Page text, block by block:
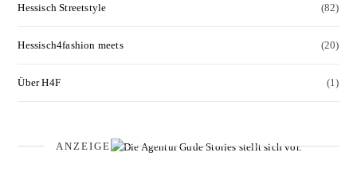
Hessisch Streetstyle (82)
Hessisch4fashion meets (20)
Über H4F (1)
ANZEIGE